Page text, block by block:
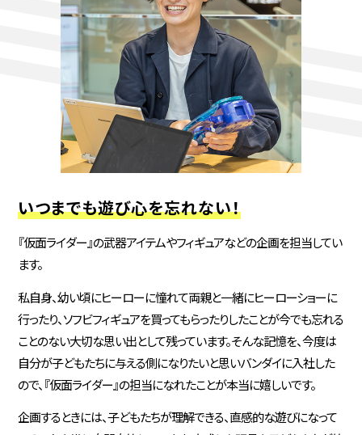
いつまでも遊び心を忘れない！
『仮面ライダー』の武器アイテムやフィギュアなどの企画を担当してい
ます。
私自身、幼い頃にヒーローに憧れて両親と一緒にヒーローショーに
行ったり、ソフビフィギュアを買ってもらったりしたことが今でも忘れる
ことのない大切な思い出として残っています。そんな記憶を、今度は
自分が子どもたちに与える側になりたいと思いバンダイに入社した
ので、『仮面ライダー』の担当になれたことが本当に嬉しいです。
企画するときには、子どもたちが理解できる、直感的な遊びになって